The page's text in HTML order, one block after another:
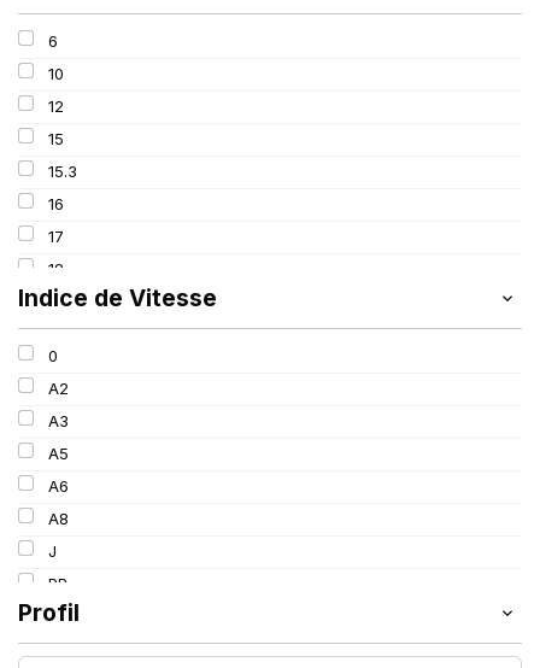
109
110
111
116
133/131
141
144
149
152
6
10
12
15
15.3
16
17
18
20
24
26
28
30
34
38
Indice de Vitesse
0
A2
A3
A5
A6
A8
J
PR
Profil